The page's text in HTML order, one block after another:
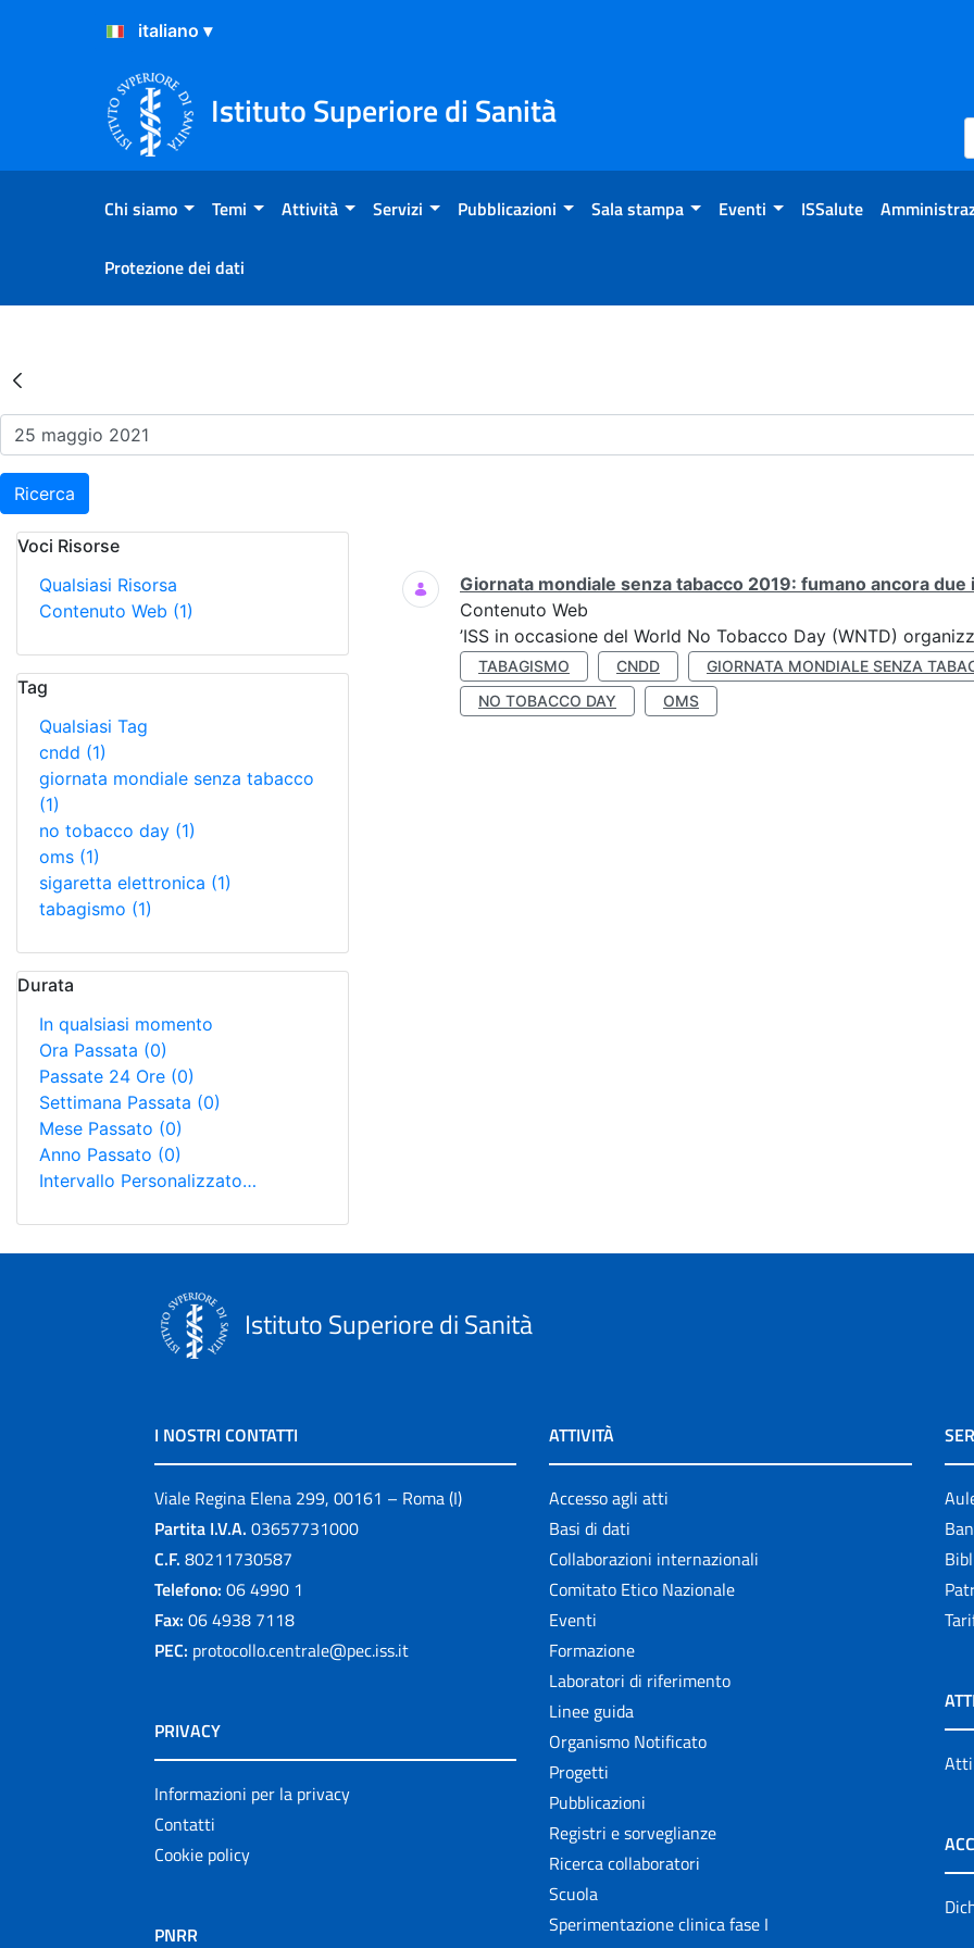
Salta al Contenuto
Salta al Footer
Istituto Superiore di Sanità
Chi siamo Temi Attività Servizi Pubblicazioni Sala stampa Eventi ISSalute
Protezione dei dati
Risultati della Ricerca - Eventi
Ricerca
Voci Risorse
Qualsiasi Risorsa
Contenuto Web (1)
Tag
Qualsiasi Tag
cndd (1)
giornata mondiale senza tabacco
(1)
no tobacco day (1)
oms (1)
sigaretta elettronica (1)
tabagismo (1)
Durata
In qualsiasi momento
Ora Passata (0)
Passate 24 Ore (0)
Settimana Passata (0)
Mese Passato (0)
Anno Passato (0)
Intervallo Personalizzato…
Ricerca
Giornata mondiale senza tabacco 2019: fumano ancora due
Contenuto Web
’ISS in occasione del World No Tobacco Day (WNTD)
TABAGISMO CNDD
GIORNATA MONDIALE SENZA
NO TOBACCO DAY
OMS
Istituto Superiore di Sanità
I NOSTRI CONTATTI
Viale Regina Elena 299, 00161 – Roma (I)
Partita I.V.A. 03657731000
C.F. 80211730587
Telefono: 06 4990 1
Fax: 06 4938 7118
PEC: protocollo.centrale@pec.iss.it
PRIVACY
Informazioni per la privacy
Contatti
Cookie policy
PNRR
ATTIVITÀ
Accesso agli atti
Basi di dati
Collaborazioni internazionali
Comitato Etico Nazionale
Eventi
Formazione
Laboratori di riferimento
Linee guida
Organismo Notificato
Progetti
Pubblicazioni
Registri e sorveglianze
Ricerca collaboratori
Scuola
Sperimentazione clinica fase I
Atti